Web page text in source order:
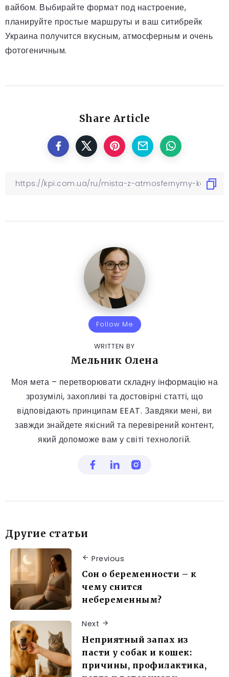
вайбом. Выбирайте формат под настроение,
планируйте простые маршруты и ваш ситибрейк
Украина получится вкусным, атмосферным и очень
фотогеничным.
Share Article
Follow Me
WRITTEN BY
Мельник Олена
Моя мета – перетворювати складну інформацію на
зрозумілі, захопливі та достовірні статті, що
відповідають принципам EEAT. Завдяки мені, ви
завжди знайдете якісний та перевірений контент,
який допоможе вам у світі технологій.
Другие статьи
Previous
Сон о беременности – к
чему снится
небеременным?
Next
Неприятный запах из
пасти у собак и кошек:
причины, профилактика,